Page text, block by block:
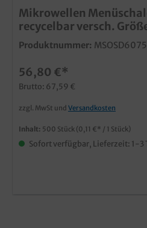
Mikrowellen
recycelbar versch.
Produktnummer:
56,80 €*
Brutto: 67,59 €
zzgl. MwSt und Versandkosten
Inhalt: 500 Stück (0,11 €* / 1 Stück)
Sofort verfügbar, Lieferzeit: 1-3